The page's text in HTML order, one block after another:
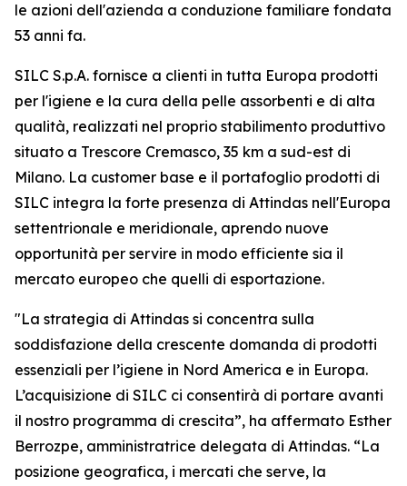
le azioni dell'azienda a conduzione familiare fondata
53 anni fa.
SILC S.p.A. fornisce a clienti in tutta Europa prodotti
per l'igiene e la cura della pelle assorbenti e di alta
qualità, realizzati nel proprio stabilimento produttivo
situato a Trescore Cremasco, 35 km a sud-est di
Milano. La customer base e il portafoglio prodotti di
SILC integra la forte presenza di Attindas nell'Europa
settentrionale e meridionale, aprendo nuove
opportunità per servire in modo efficiente sia il
mercato europeo che quelli di esportazione.
"La strategia di Attindas si concentra sulla
soddisfazione della crescente domanda di prodotti
essenziali per l’igiene in Nord America e in Europa.
L’acquisizione di SILC ci consentirà di portare avanti
il nostro programma di crescita”, ha affermato Esther
Berrozpe, amministratrice delegata di Attindas. “La
posizione geografica, i mercati che serve, la